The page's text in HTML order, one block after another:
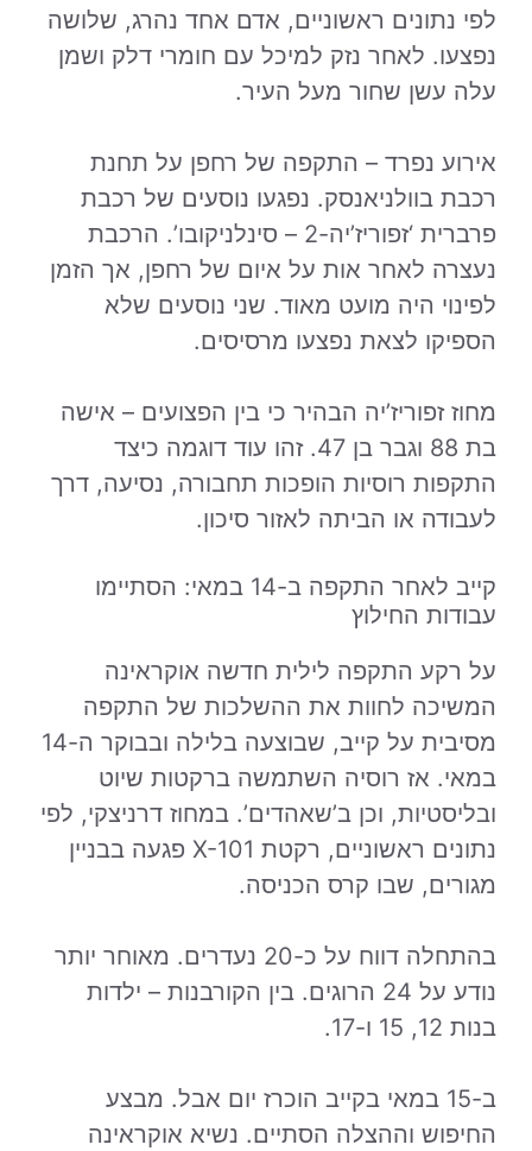
לפי נתונים ראשוניים, אדם אחד נהרג, שלושה
נפצעו. לאחר נזק למיכל עם חומרי דלק ושמן
עלה עשן שחור מעל העיר.
אירוע נפרד – התקפה של רחפן על תחנת
רכבת בוולניאנסק. נפגעו נוסעים של רכבת
פרברית ‘זפוריז’יה-2 – סינלניקובו’. הרכבת
נעצרה לאחר אות על איום של רחפן, אך הזמן
לפינוי היה מועט מאוד. שני נוסעים שלא
הספיקו לצאת נפצעו מרסיסים.
מחוז זפוריז’יה הבהיר כי בין הפצועים – אישה
בת 88 וגבר בן 47. זהו עוד דוגמה כיצד
התקפות רוסיות הופכות תחבורה, נסיעה, דרך
לעבודה או הביתה לאזור סיכון.
קייב לאחר התקפה ב-14 במאי: הסתיימו
עבודות החילוץ
על רקע התקפה לילית חדשה אוקראינה
המשיכה לחוות את ההשלכות של התקפה
מסיבית על קייב, שבוצעה בלילה ובבוקר ה-14
במאי. אז רוסיה השתמשה ברקטות שיוט
ובליסטיות, וכן ב’שאהדים’. במחוז דרניצקי, לפי
נתונים ראשוניים, רקטת X-101 פגעה בבניין
מגורים, שבו קרס הכניסה.
בהתחלה דווח על כ-20 נעדרים. מאוחר יותר
נודע על 24 הרוגים. בין הקורבנות – ילדות
בנות 12, 15 ו-17.
ב-15 במאי בקייב הוכרז יום אבל. מבצע
החיפוש וההצלה הסתיים. נשיא אוקראינה